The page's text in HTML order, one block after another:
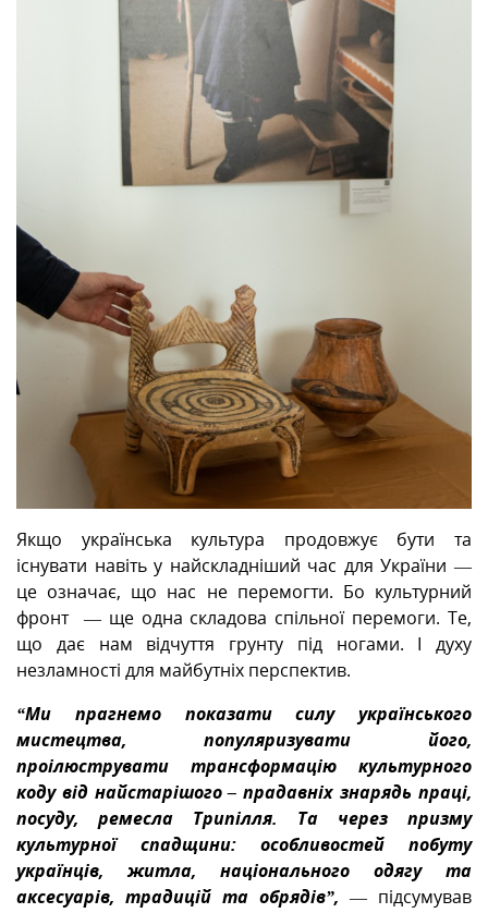
Якщо українська культура продовжує бути та
існувати навіть у найскладніший час для України —
це означає, що нас не перемогти. Бо культурний
фронт — ще одна складова спільної перемоги. Те,
що дає нам відчуття грунту під ногами. І духу
незламності для майбутніх перспектив.
“Ми прагнемо показати силу українського
мистецтва, популяризувати його,
проілюструвати трансформацію культурного
коду від найстарішого – прадавніх знарядь праці,
посуду, ремесла Трипілля. Та через призму
культурної спадщини: особливостей побуту
українців, житла, національного одягу та
аксесуарів, традицій та обрядів”, — підсумував